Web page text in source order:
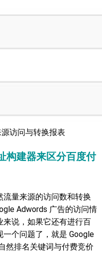
访问与转换报表
构建器来区分百度付
量来源的访问数和转换
Adwords 广告的访问情
说，如果它还有进行百
个问题了，就是 Google
然排名关键词与付费竞价